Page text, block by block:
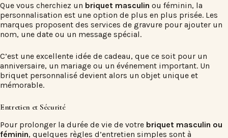
Que vous cherchiez un briquet masculin ou féminin, la
personnalisation est une option de plus en plus prisée. Les
marques proposent des services de gravure pour ajouter un
nom, une date ou un message spécial.
C’est une excellente idée de cadeau, que ce soit pour un
anniversaire, un mariage ou un événement important. Un
briquet personnalisé devient alors un objet unique et
mémorable.
Entretien et Sécurité
Pour prolonger la durée de vie de votre briquet masculin ou
féminin, quelques règles d’entretien simples sont à